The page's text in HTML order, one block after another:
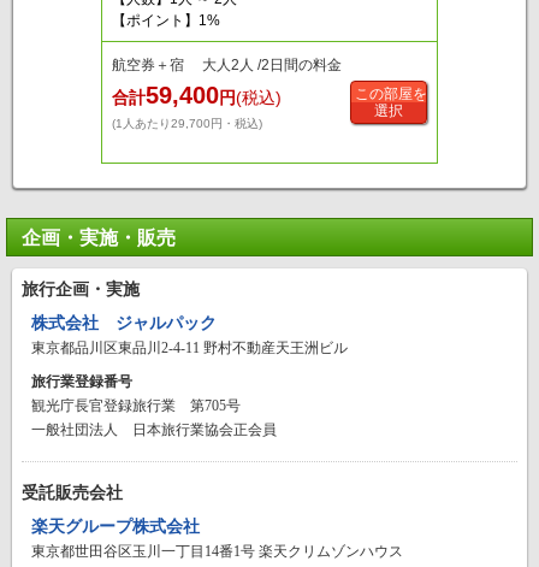
【ポイント】1%
航空券＋宿 大人2人 /2日間の料金
合計59,400円(税込)
(1人あたり29,700円・税込)
この部屋を
選択
企画・実施・販売
旅行企画・実施
株式会社 ジャルパック
東京都品川区東品川2-4-11 野村不動産天王洲ビル
旅行業登録番号
観光庁長官登録旅行業 第705号
一般社団法人 日本旅行業協会正会員
受託販売会社
楽天グループ株式会社
東京都世田谷区玉川一丁目14番1号 楽天クリムゾンハウス